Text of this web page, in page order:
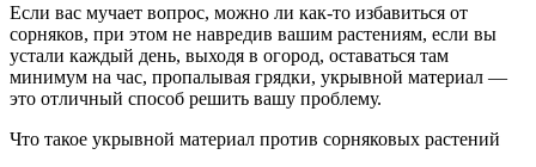
Если вас мучает вопрос, можно ли как-то избавиться от
сорняков, при этом не навредив вашим растениям, если вы
устали каждый день, выходя в огород, оставаться там
минимум на час, пропалывая грядки, укрывной материал —
это отличный способ решить вашу проблему.
Что такое укрывной материал против сорняковых растений